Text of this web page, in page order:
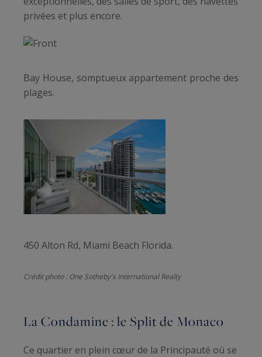
privées et plus encore.
Bay House, somptueux appartement proche des
plages.
450 Alton Rd, Miami Beach Florida.
Crédit photo : One Sotheby's International Realty
La Condamine : le Split de Monaco
Ce quartier en plein cœur de la Principauté où se